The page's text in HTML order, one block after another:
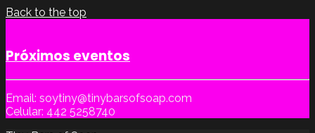
Back to the top
Próximos eventos
Email: soytiny@tinybarsofsoap.com
Celular: 442 5258740